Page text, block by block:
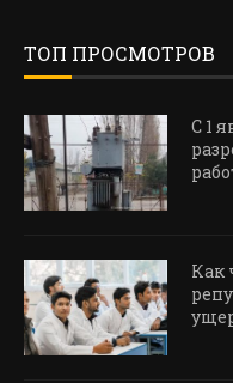
ТОП ПРОСМОТРОВ
С 1
Как